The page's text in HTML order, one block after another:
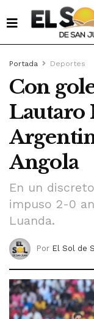
Portada Deportes
Con
Lautaro
Angola
En un
impuso 2-0
Luanda.
Por El Sol de